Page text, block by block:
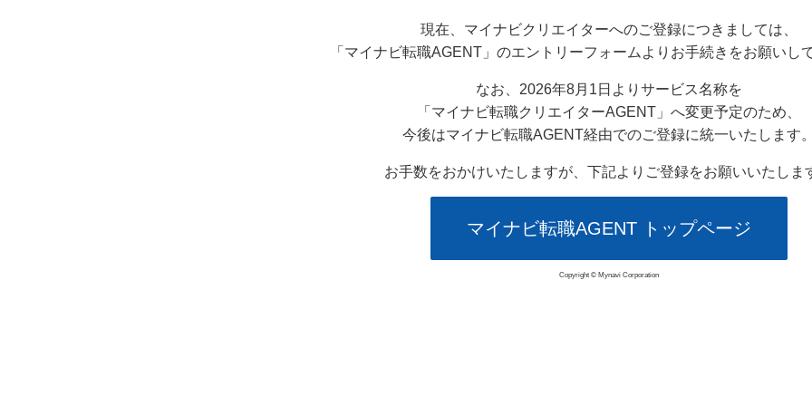
現在、マイナビクリエイターへのご登録につきましては、
「マイナビ転職AGENT」のエントリーフォームよりお手続きをお願いし
なお、2026年8月1日よりサービス名称を
「マイナビ転職クリエイターAGENT」へ変更予定のため、
今後はマイナビ転職AGENT経由でのご登録に統一いたします。
お手数をおかけいたしますが、下記よりご登録をお願いいたしま
マイナビ転職AGENT トップページ
Copyright © Mynavi Corporation